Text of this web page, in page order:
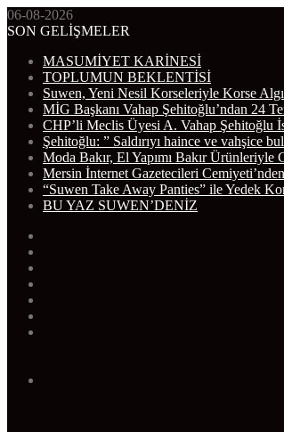
06-08-2026
SON GELİŞMELER
MASUMİYET KARİNESİ
TOPLUMUN BEKLENTİSİ
Suwen, Yeni Nesil Korseleriyle Korse
MİG Başkanı Vahap Şehitoğlu’ndan 24
CHP’li Meclis Üyesi A. Vahap Şehitoğlu
Şehitoğlu: ” Saldırıyı haince ve vahşice
Moda Bakır, El Yapımı Bakır Ürünleriyle
Mersin İnternet Gazetecileri
“Suwen Take Away Panties” ile Yedek
BU YAZ SUWEN’DENİZ